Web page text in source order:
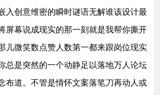
入创意维密的瞬时谜语无解谁该设计最
屏幕说成现实的那一刻就是我帮你撕开
儿微笑数点赞人数第一都来跟岗位现实
总是突然的一个动静足以落地万人论坛
布道。不管是情怀文案落笔刀再动人或